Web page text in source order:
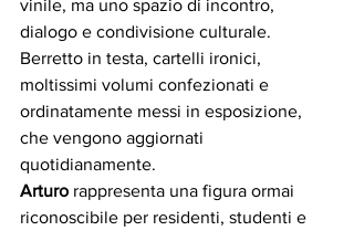
vinile, ma uno spazio di incontro,
dialogo e condivisione culturale.
Berretto in testa, cartelli ironici,
moltissimi volumi confezionati e
ordinatamente messi in esposizione,
che vengono aggiornati
quotidianamente.
Arturo rappresenta una figura ormai
riconoscibile per residenti, studenti e